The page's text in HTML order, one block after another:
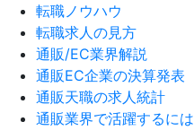
転職ノウハウ
転職求人の見方
通販/EC業界解説
通販EC企業の決算発表
通販天職の求人統計
通販業界で活躍するには